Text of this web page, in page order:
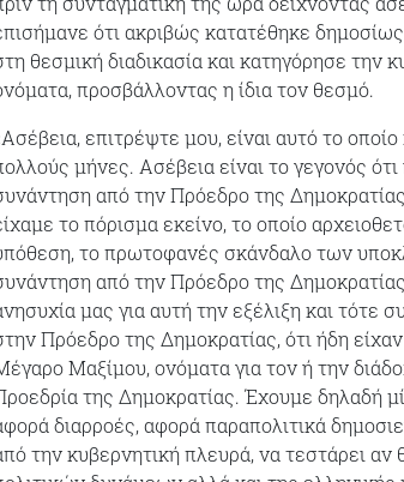
ότι ακριβώς κατατέθηκε
θεσμική διαδικασία και κατηγόρησε την
προσβάλλοντας η ίδια τον θεσμό.
επιτρέψτε μου, είναι αυτό το
μήνες. Ασέβεια είναι το γεγονός
από την Πρόεδρο της
το πόρισμα εκείνο, το οποίο
το πρωτοφανές σκάνδαλο των
από την Πρόεδρο της
μας για αυτή την εξέλιξη και τότε
Πρόεδρο της Δημοκρατίας, ότι ήδη
Μαξίμου, ονόματα για τον ή την
της Δημοκρατίας. Έχουμε δηλαδή
διαρροές, αφορά παραπολιτικά
την κυβερνητική πλευρά, να τεστάρει